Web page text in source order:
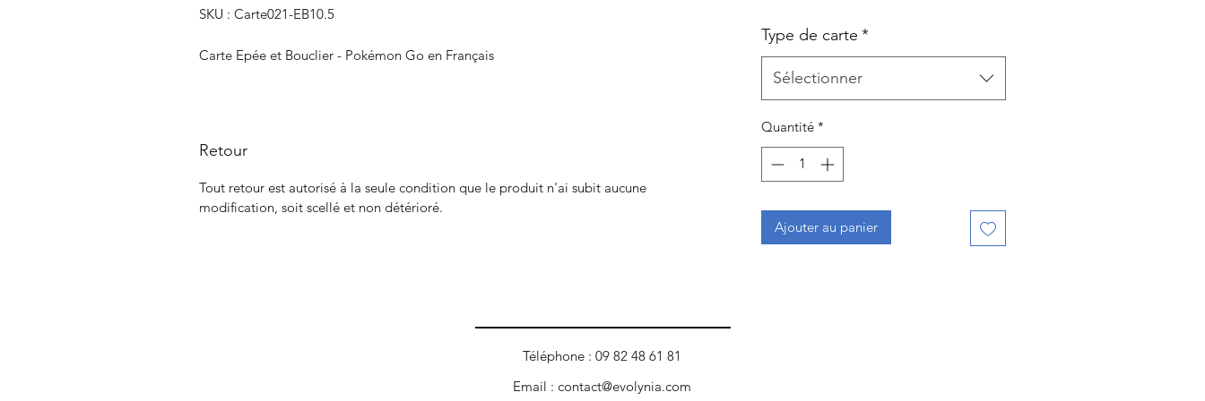
SKU : Carte021-EB10.5
Carte Epée et Bouclier - Pokémon Go en Français
Retour
Tout retour est autorisé à la seule condition que le produit n'ai subit aucune
modification, soit scellé et non détérioré.
Type de carte *
Sélectionner
Quantité *
Ajouter au panier
Téléphone : 09 82 48 61 81
Email : contact@evolynia.com